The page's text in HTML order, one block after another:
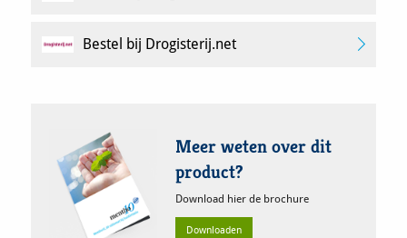
Bestel bij Drogisterij.net
Meer weten over dit
product?
Download hier de brochure
Downloaden